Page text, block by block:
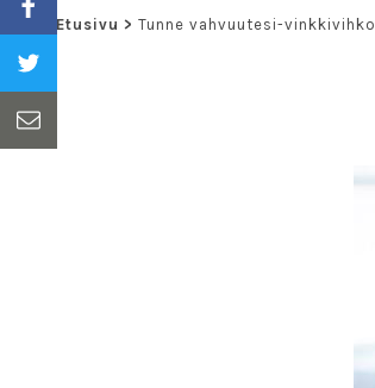
Etusivu > Tunne vahvuutesi-vinkkivihko